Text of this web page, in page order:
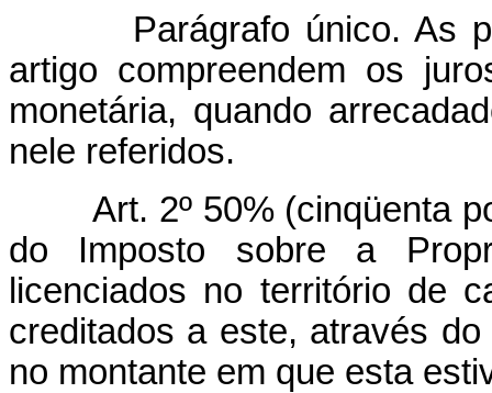
Parágrafo único. As
artigo compreendem os
monetária, quando
nele referidos.
Art. 2º 50% (cinqüenta
do Imposto sobre a
licenciados no território de
creditados a este, através
no montante em que esta